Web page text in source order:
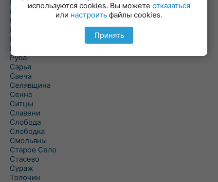
Погоща
Подсвилье
Полоцк
Поставы
Прозороки
Россоны
Руба
Сарья
Свеча
Селявщина
Сенно
Ситцы
Славени
Слобода
Слободка
Смольяны
Старое Село
Стасево
Сураж
Толочин
используются cookies. Вы можете отказаться
или настроить файлы cookies.
Принять